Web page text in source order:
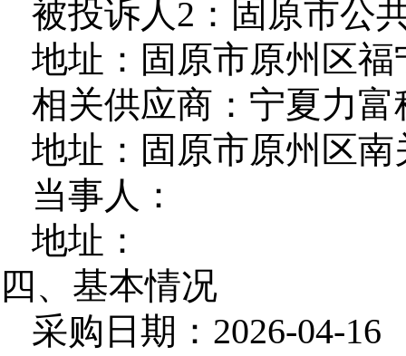
被投诉人2：固原市公
地址：固原市原州区
相关供应商：宁夏力
地址：固原市原州区南
当事人：
地址：
四、基本情况
采购日期：2026-04-16